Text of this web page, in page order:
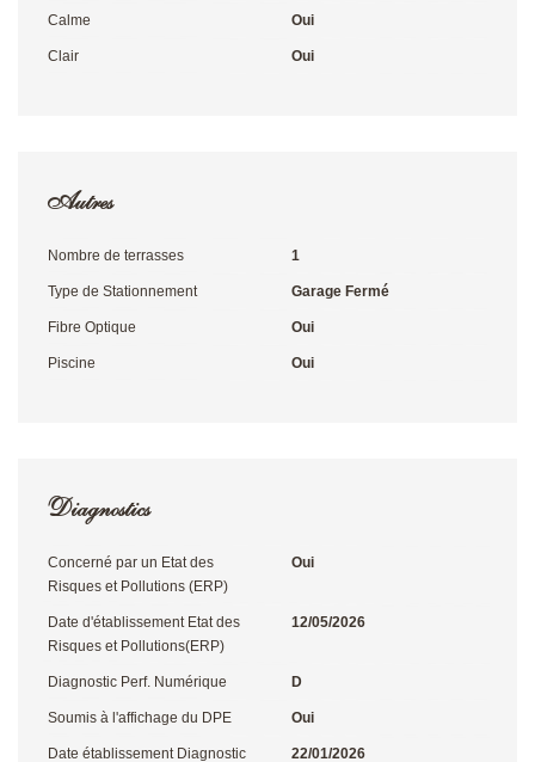
Calme Oui
Clair Oui
Autres
Nombre de terrasses 1
Type de Stationnement Garage Fermé
Fibre Optique Oui
Piscine Oui
Diagnostics
Concerné par un Etat des
Risques et Pollutions (ERP)
Oui
Date d'établissement Etat des
Risques et Pollutions(ERP)
12/05/2026
Diagnostic Perf. Numérique D
Soumis à l'affichage du DPE Oui
Date établissement Diagnostic 22/01/2026